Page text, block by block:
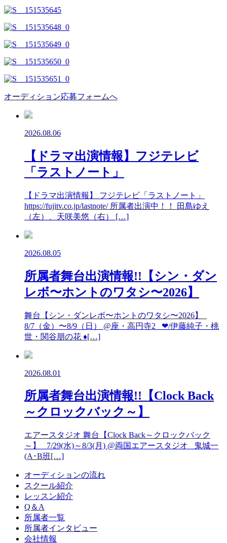
オーディション応募フォームへ
2026.08.06
【ドラマ出演情報】フジテレビ
「ラストノート」
【ドラマ出演情報】 フジテレビ「ラストノート」
https://fujitv.co.jp/lastnote/ 所属者出演中！！ 田島ゆえ
（左）、天咲美悠（右） […]
2026.08.05
所属者舞台出演情報!!【シン・ダン
レボ〜ホントのワタシ〜2026】
舞台【シン・ダンレボ〜ホントのワタシ〜2026】
8/7（金）〜8/9（日） @座・高円寺2 ❤︎/伊藤純子・桃
世・関谷朋の花 ♦︎[…]
2026.08.01
所属者舞台出演情報!!【Clock Back
～クロックバック～】
エアースタジオ 舞台【Clock Back～クロックバック
～】 7/29(水)～8/3(月) @両国エアースタジオ 鬼城一
(A･B班[…]
オーディションの流れ
スクール紹介
レッスン紹介
Q＆A
所属者一覧
所属者インタビュー
会社情報